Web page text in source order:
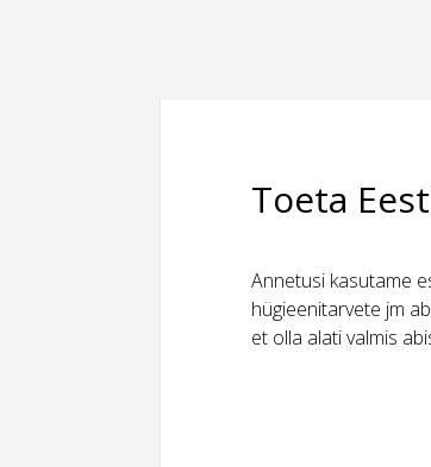
Toeta
Annetusi kasutame
hügieenitarvete jm
et olla alati valmis